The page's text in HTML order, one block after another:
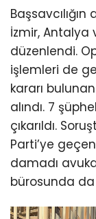
İzmir, Antalya
düzenlendi.
işlemleri de
kararı
alındı. 7
çıkarıldı.
Parti’ye
damadı avukat
bürosunda da